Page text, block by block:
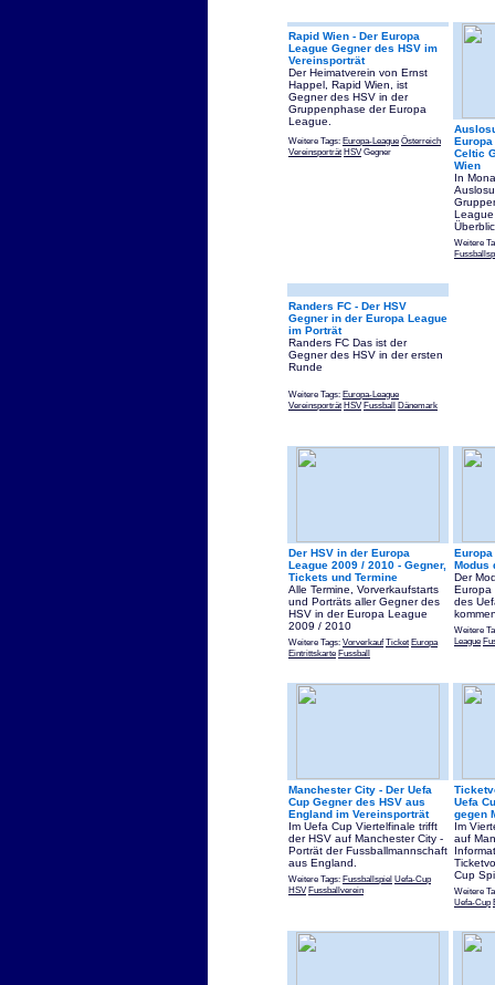
Rapid Wien - Der Europa
League Gegner des HSV im
Vereinsporträt
Der Heimatverein von Ernst
Happel, Rapid Wien, ist
Gegner des HSV in der
Gruppenphase der Europa
League.
Weitere Tags: Europa-League Österreich
Vereinsporträt HSVGegner
Europa
Celtic
Wien
In
League
Weitere
Randers FC - Der HSV
Gegner in der Europa League
im Porträt
Randers FC Das ist der
Gegner des HSV in der ersten
Runde
Weitere Tags: Europa-League
Vereinsporträt HSV Fussball Dänemark
Der HSV in der Europa
League 2009 / 2010 - Gegner,
Tickets und Termine
Alle Termine, Vorverkaufstarts
und Porträts aller Gegner des
HSV in der Europa League
2009 / 2010
Weitere Tags: Vorverkauf Ticket Europa
Eintrittskarte Fussball
Modus
Der
Europa
des
Weitere
League
Manchester City - Der Uefa
Cup Gegner des HSV aus
England im Vereinsporträt
Im Uefa Cup Viertelfinale trifft
der HSV auf Manchester City -
Porträt der Fussballmannschaft
aus England.
Weitere Tags: Fussballspiel Uefa-Cup
HSV Fussballverein
Uefa
gegen
Im
auf
Cup
Weitere
Uefa-Cup